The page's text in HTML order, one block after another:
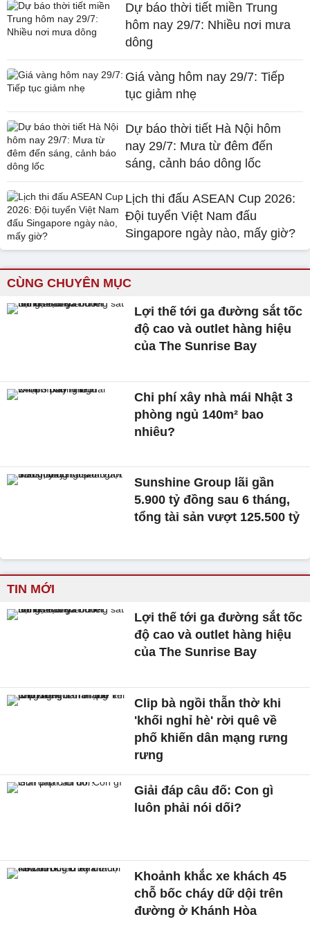
Dự báo thời tiết miền Trung
hôm nay 29/7: Nhiều nơi mưa
dông
Giá vàng hôm nay 29/7: Tiếp
tục giảm nhẹ
Dự báo thời tiết Hà Nội hôm
nay 29/7: Mưa từ đêm đến
sáng, cảnh báo dông lốc
Lịch thi đấu ASEAN Cup 2026:
Đội tuyển Việt Nam đấu
Singapore ngày nào, mấy giờ?
CÙNG CHUYÊN MỤC
Lợi thế tới ga đường sắt tốc
độ cao và outlet hàng hiệu
của The Sunrise Bay
Chi phí xây nhà mái Nhật 3
phòng ngủ 140m² bao
nhiêu?
Sunshine Group lãi gần
5.900 tỷ đồng sau 6 tháng,
tổng tài sản vượt 125.500 tỷ
TIN MỚI
Lợi thế tới ga đường sắt tốc
độ cao và outlet hàng hiệu
của The Sunrise Bay
Clip bà ngồi thẫn thờ khi
'khối nghỉ hè' rời quê về
phố khiến dân mạng rưng
rưng
Giải đáp câu đố: Con gì
luôn phải nói dối?
Khoảnh khắc xe khách 45
chỗ bốc cháy dữ dội trên
đường ở Khánh Hòa